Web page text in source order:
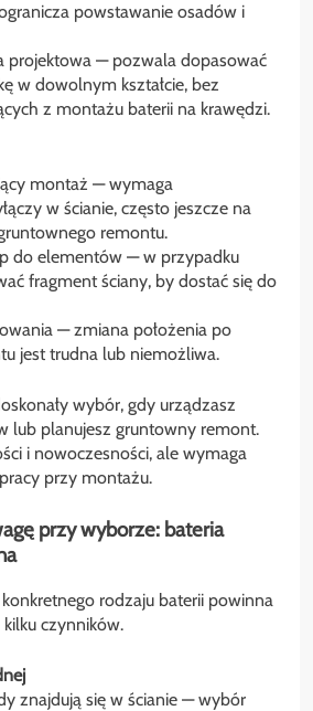
powstawanie osadów i
projektowa — pozwala dopasować
w dowolnym kształcie, bez
z montażu baterii na krawędzi.
montaż — wymaga
w ścianie, często jeszcze na
remontu.
do elementów — w przypadku
fragment ściany, by dostać się do
— zmiana położenia po
jest trudna lub niemożliwa.
wybór, gdy urządzasz
lub planujesz gruntowny remont.
i nowoczesności, ale wymaga
przy montażu.
przy wyborze: bateria
rodzaju baterii powinna
czynników.
znajdują się w ścianie — wybór